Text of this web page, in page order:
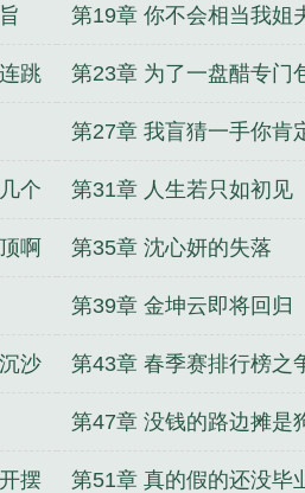
第19章 你不会相当我姐
跳 第23章 为了一盘醋专门
子
第27章 我盲猜一手你肯
了彩票
个 第31章 人生若只如初见
啊 第35章 沈心妍的失落
第39章 金坤云即将回归
沙 第43章 春季赛排行榜之
第47章 没钱的路边摊是
钱的路边摊是情调
摆 第51章 真的假的还没毕